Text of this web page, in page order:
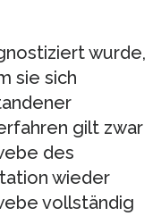
wurde,
sie sich
gilt zwar
des
wieder
vollständig